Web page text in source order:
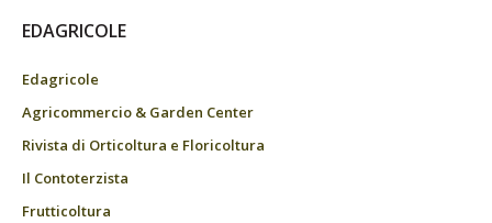
EDAGRICOLE
Edagricole
Agricommercio & Garden Center
Rivista di Orticoltura e Floricoltura
Il Contoterzista
Frutticoltura